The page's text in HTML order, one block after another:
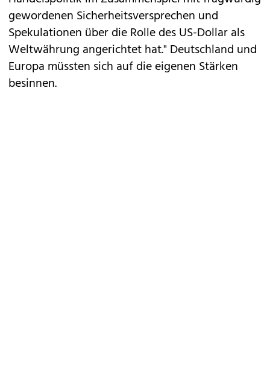
gewordenen Sicherheitsversprechen und
Spekulationen über die Rolle des US-Dollar als
Weltwährung angerichtet hat." Deutschland und
Europa müssten sich auf die eigenen Stärken
besinnen.